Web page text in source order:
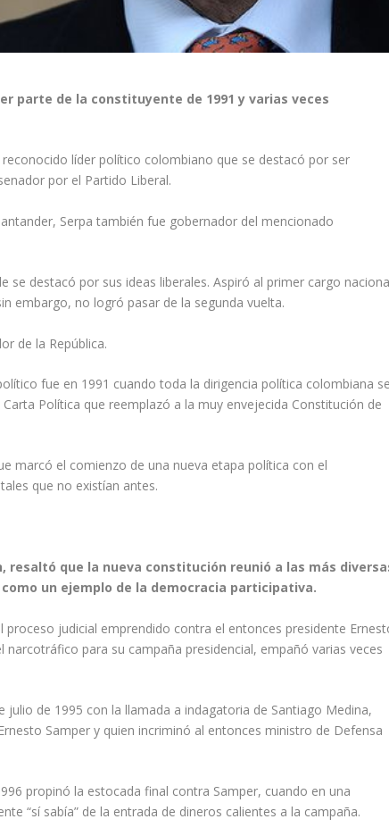
parte de la constituyente de 1991 y varias veces
líder político colombiano que se destacó por ser
por el Partido Liberal.
Serpa también fue gobernador del mencionado
se destacó por sus ideas liberales. Aspiró al primer cargo
embargo, no logró pasar de la segunda vuelta.
de la República.
fue en 1991 cuando toda la dirigencia política colombiana
Política que reemplazó a la muy envejecida Constitución de
marcó el comienzo de una nueva etapa política con el
que no existían antes.
resaltó que la nueva constitución reunió a las más
un ejemplo de la democracia participativa.
proceso judicial emprendido contra el entonces presidente
para su campaña presidencial, empañó varias veces
de 1995 con la llamada a indagatoria de Santiago Medina,
Samper y quien incriminó al entonces ministro de Defensa
propinó la estocada final contra Samper, cuando en una
“sí sabía” de la entrada de dineros calientes a la campaña.